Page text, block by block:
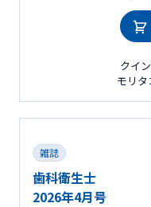
クイ
モリタ
雑誌
歯科衛生士
2026年4月号